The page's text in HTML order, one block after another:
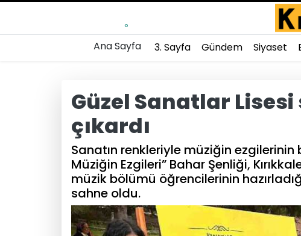
°
Ana Sayfa 3. Sayfa Gündem Siyaset
Güzel Sanatlar
çıkardı
Sanatın renkleriyle müziğin ezgilerinin
Müziğin Ezgileri” Bahar Şenliği,
müzik bölümü öğrencilerinin
sahne oldu.